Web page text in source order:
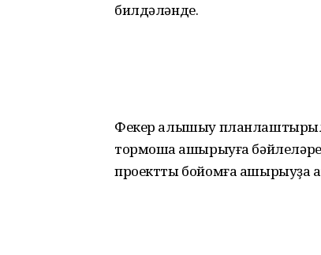
билдәләнде.
Фекер алышыу
тормошҡа ашырыуға
проектты бойомға ашырыуҙа